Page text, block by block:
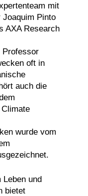
mit
Pinto
AXA Research
Professor
oft in
auch die
wurde vom
und
bietet